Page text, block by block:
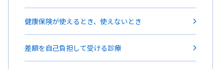
健康保険が使えるとき、使えないとき
差額を自己負担して受ける診療